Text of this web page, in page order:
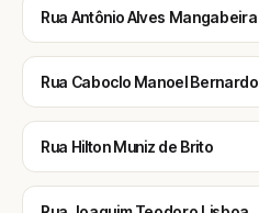
Rua Antônio Alves Mangabeira
Rua Caboclo Manoel Bernardo
Rua Hilton Muniz de Brito